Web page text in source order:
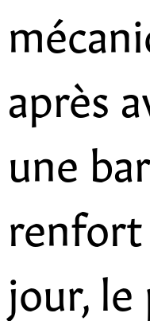
après
une
renfort
jour,